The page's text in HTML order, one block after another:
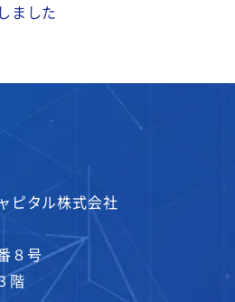
ました
ピタル株式会社
８号
階